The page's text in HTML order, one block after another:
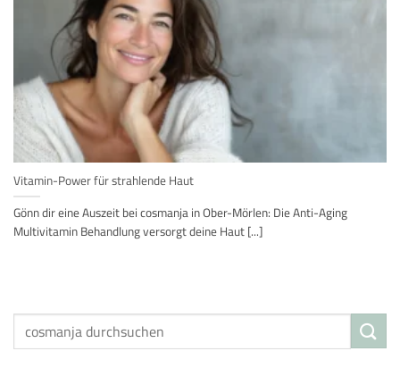
Vitamin-Power für strahlende Haut
Gönn dir eine Auszeit bei cosmanja in Ober-Mörlen: Die Anti-Aging
Multivitamin Behandlung versorgt deine Haut [...]